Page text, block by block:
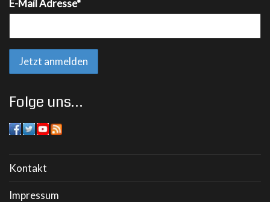
E-Mail Adresse*
Folge uns…
Kontakt
Impressum